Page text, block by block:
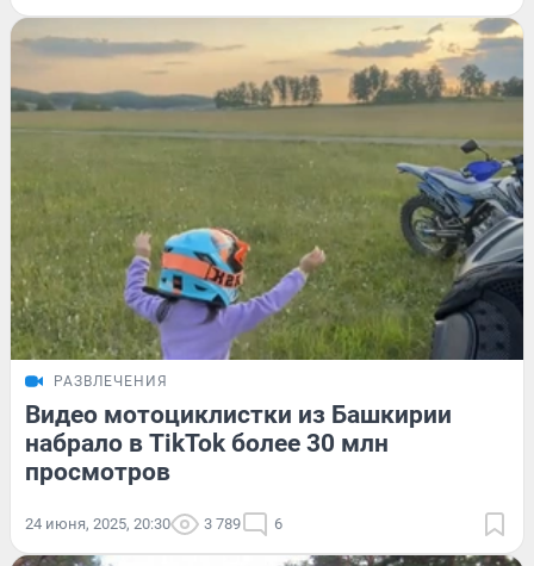
РАЗВЛЕЧЕНИЯ
Видео мотоциклистки из Башкирии
набрало в TikTok более 30 млн
просмотров
24 июня, 2025, 20:30 3 789 6